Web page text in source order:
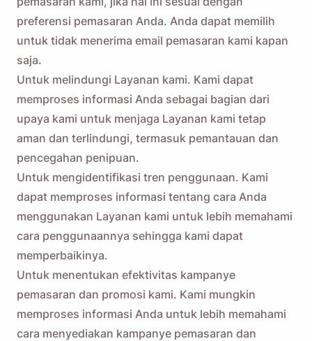
preferensi pemasaran Anda. Anda dapat memilih
untuk tidak menerima email pemasaran kami kapan
saja.
Untuk melindungi Layanan kami. Kami dapat
memproses informasi Anda sebagai bagian dari
upaya kami untuk menjaga Layanan kami tetap
aman dan terlindungi, termasuk pemantauan dan
pencegahan penipuan.
Untuk mengidentifikasi tren penggunaan. Kami
dapat memproses informasi tentang cara Anda
menggunakan Layanan kami untuk lebih memahami
cara penggunaannya sehingga kami dapat
memperbaikinya.
Untuk menentukan efektivitas kampanye
pemasaran dan promosi kami. Kami mungkin
memproses informasi Anda untuk lebih memahami
cara menyediakan kampanye pemasaran dan